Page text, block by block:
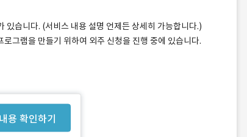
용 확인하기
있습니다. (서비스 내용 설명 언제든 상세히 가능합니다.)
그램을 만들기 위하여 외주 신청을 진행 중에 있습니다.